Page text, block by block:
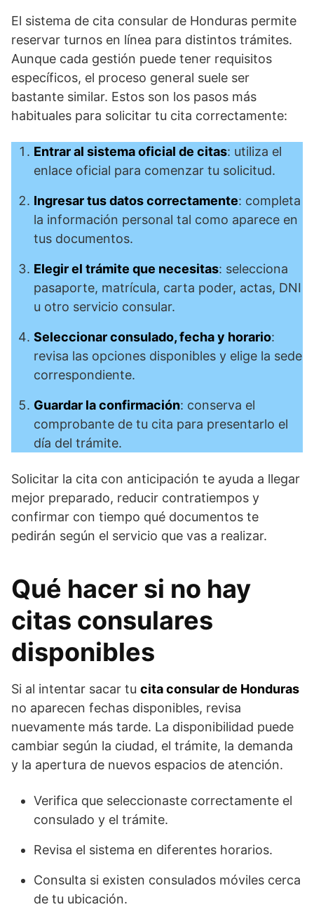
El sistema de cita consular de Honduras permite
reservar turnos en línea para distintos trámites.
Aunque cada gestión puede tener requisitos
específicos, el proceso general suele ser
bastante similar. Estos son los pasos más
habituales para solicitar tu cita correctamente:
Entrar al sistema oficial de citas: utiliza el
enlace oficial para comenzar tu solicitud.
Ingresar tus datos correctamente: completa
la información personal tal como aparece en
tus documentos.
Elegir el trámite que necesitas: selecciona
pasaporte, matrícula, carta poder, actas, DNI
u otro servicio consular.
Seleccionar consulado, fecha y horario:
revisa las opciones disponibles y elige la sede
correspondiente.
Guardar la confirmación: conserva el
comprobante de tu cita para presentarlo el
día del trámite.
Solicitar la cita con anticipación te ayuda a llegar
mejor preparado, reducir contratiempos y
confirmar con tiempo qué documentos te
pedirán según el servicio que vas a realizar.
Qué hacer si no hay
citas consulares
disponibles
Si al intentar sacar tu cita consular de Honduras
no aparecen fechas disponibles, revisa
nuevamente más tarde. La disponibilidad puede
cambiar según la ciudad, el trámite, la demanda
y la apertura de nuevos espacios de atención.
Verifica que seleccionaste correctamente el
consulado y el trámite.
Revisa el sistema en diferentes horarios.
Consulta si existen consulados móviles cerca
de tu ubicación.